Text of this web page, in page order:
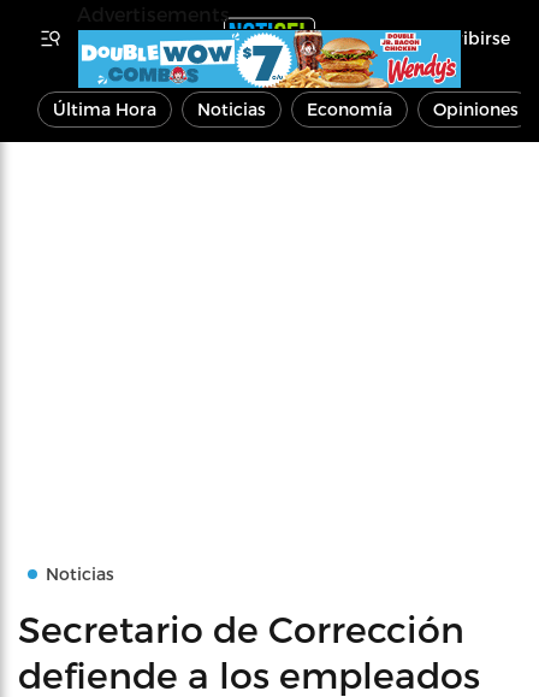
Inscribirse
Última Hora Noticias Economía Opiniones
Noticias
Secretario de Corrección
defiende a los empleados
Advertisements